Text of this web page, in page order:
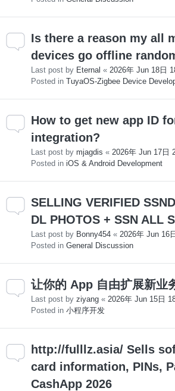
Is there a reason my all
devices go offline
Last post by Eternal « 2026年 Jun 18日
Posted in TuyaOS-Zigbee Device
How to get new app ID
integration?
Last post by mjagdis « 2026年 Jun 17日
Posted in iOS & Android Development
SELLING VERIFIED
DL PHOTOS + SSN ALL
Last post by Bonny454 « 2026年 Jun 16
Posted in General Discussion
让你的 App 自由扩展新业
Last post by ziyang « 2026年 Jun 15日
Posted in 小程序开发
http://fulllz.asia/ Sells
card information, PINs,
CashApp 2026